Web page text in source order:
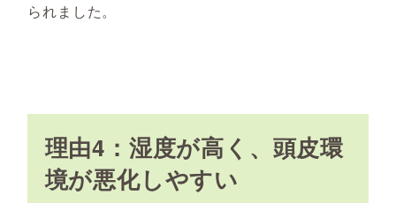
られました。
理由4：湿度が高く、頭皮環
境が悪化しやすい